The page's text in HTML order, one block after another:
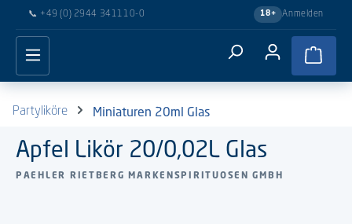
Hauptinhalt springen
📞 +49 (0) 2944 341110-0 18+ Anmelden
Partyliköre Miniaturen 20ml Glas
Apfel Likör 20/0,02L Glas
PAEHLER RIETBERG MARKENSPIRITUOSEN GMBH